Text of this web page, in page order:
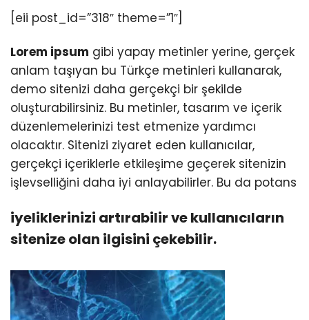
[eii post_id=”318″ theme=”1″]
Lorem ipsum gibi yapay metinler yerine, gerçek
anlam taşıyan bu Türkçe metinleri kullanarak,
demo sitenizi daha gerçekçi bir şekilde
oluşturabilirsiniz. Bu metinler, tasarım ve içerik
düzenlemelerinizi test etmenize yardımcı
olacaktır. Sitenizi ziyaret eden kullanıcılar,
gerçekçi içeriklerle etkileşime geçerek sitenizin
işlevselliğini daha iyi anlayabilirler. Bu da potans
iyeliklerinizi artırabilir ve kullanıcıların
sitenize olan ilgisini çekebilir.